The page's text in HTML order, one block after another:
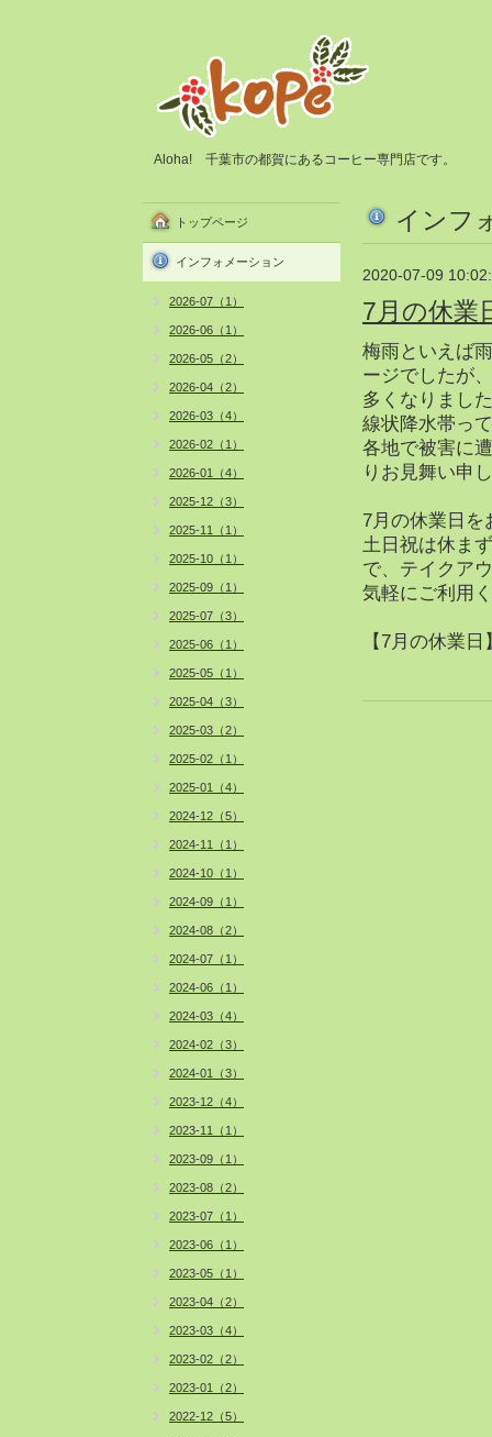
Aloha! 千葉市の都賀にあるコーヒー専門店です。
インフ
2020-07-09
7月の休業
梅雨といえば
ージでしたが
多くなりまし
線状降水帯っ
各地で被害に
りお見舞い申
7月の休業日を
土日祝は休ま
で、テイクア
気軽にご利用
【7月の休業
トップページ
インフォメーション
2026-07（1）
2026-06（1）
2026-05（2）
2026-04（2）
2026-03（4）
2026-02（1）
2026-01（4）
2025-12（3）
2025-11（1）
2025-10（1）
2025-09（1）
2025-07（3）
2025-06（1）
2025-05（1）
2025-04（3）
2025-03（2）
2025-02（1）
2025-01（4）
2024-12（5）
2024-11（1）
2024-10（1）
2024-09（1）
2024-08（2）
2024-07（1）
2024-06（1）
2024-03（4）
2024-02（3）
2024-01（3）
2023-12（4）
2023-11（1）
2023-09（1）
2023-08（2）
2023-07（1）
2023-06（1）
2023-05（1）
2023-04（2）
2023-03（4）
2023-02（2）
2023-01（2）
2022-12（5）